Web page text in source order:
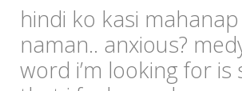
hindi ko kasi
naman.. anxious?
word i’m looking for